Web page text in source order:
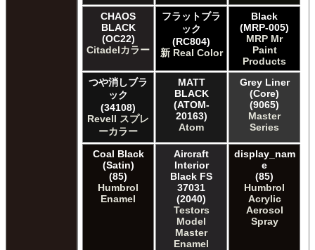
CHAOS
BLACK
(OC22)
Citadelカラー
フラットブラ
ック
(RC804)
新 Real Color
Black
(MRP-005)
MRP Mr
Paint
Products
つや消しブラ
ック
(34108)
Revell スプレ
ーカラー
MATT
BLACK
(ATOM-
20163)
Atom
Grey Liner
(Core)
(9065)
Master
Series
Coal Black
(Satin)
(85)
Humbrol
Enamel
Aircraft
Interior
Black FS
37031
(2040)
Testors
Model
Master
Enamel
display_nam
e
(85)
Humbrol
Acrylic
Aerosol
Spray